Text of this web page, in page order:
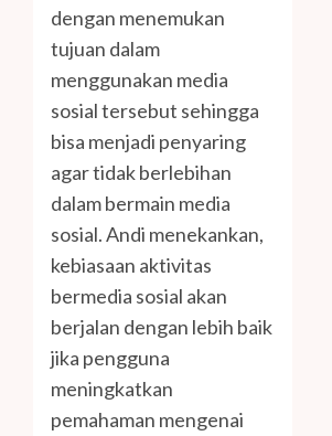
dengan menemukan
tujuan dalam
menggunakan media
sosial tersebut sehingga
bisa menjadi penyaring
agar tidak berlebihan
dalam bermain media
sosial. Andi menekankan,
kebiasaan aktivitas
bermedia sosial akan
berjalan dengan lebih baik
jika pengguna
meningkatkan
pemahaman mengenai